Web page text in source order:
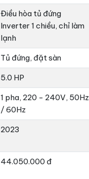
Điều hòa tủ đứng
Inverter 1 chiều, chỉ làm
lạnh
Tủ đứng, đặt sàn
5.0 HP
1 pha, 220 - 240V, 50Hz
/ 60Hz
2023
44.050.000 đ